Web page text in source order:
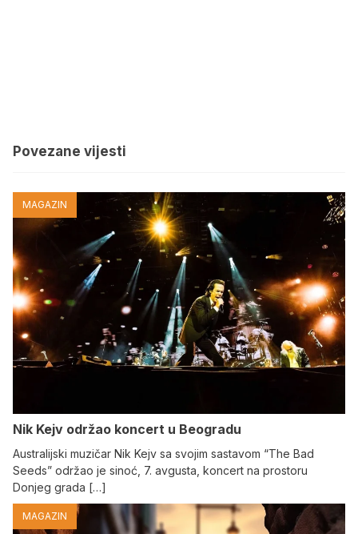
Povezane vijesti
MAGAZIN
Nik Kejv održao koncert u Beogradu
Australijski muzičar Nik Kejv sa svojim sastavom “The Bad
Seeds” održao je sinoć, 7. avgusta, koncert na prostoru
Donjeg grada […]
MAGAZIN